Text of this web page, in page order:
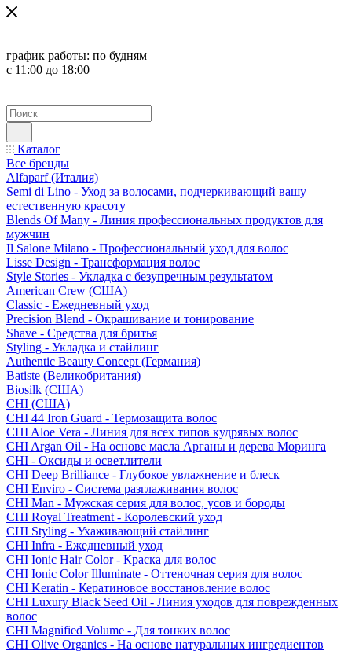
график работы: по будням
с 11:00 до 18:00
Каталог
Все бренды
Alfaparf (Италия)
Semi di Lino - Уход за волосами, подчеркивающий вашу
естественную красоту
Blends Of Many - Линия профессиональных продуктов для
мужчин
Il Salone Milano - Профессиональный уход для волос
Lisse Design - Трансформация волос
Style Stories - Укладка с безупречным результатом
American Crew (США)
Classic - Ежедневный уход
Precision Blend - Окрашивание и тонирование
Shave - Средства для бритья
Styling - Укладка и стайлинг
Authentic Beauty Concept (Германия)
Batiste (Великобритания)
Biosilk (США)
CHI (США)
CHI 44 Iron Guard - Термозащита волос
CHI Aloe Vera - Линия для всех типов кудрявых волос
CHI Argan Oil - На основе масла Арганы и дерева Моринга
CHI - Оксиды и осветлители
CHI Deep Brilliance - Глубокое увлажнение и блеск
CHI Enviro - Система разглаживания волос
CHI Man - Мужская серия для волос, усов и бороды
CHI Royal Treatment - Королевский уход
CHI Styling - Ухаживающий стайлинг
CHI Infra - Ежедневный уход
CHI Ionic Hair Color - Краска для волос
CHI Ionic Color Illuminate - Оттеночная серия для волос
CHI Keratin - Кератиновое восстановление волос
CHI Luxury Black Seed Oil - Линия уходов для поврежденных
волос
CHI Magnified Volume - Для тонких волос
CHI Olive Organics - На основе натуральных ингредиентов